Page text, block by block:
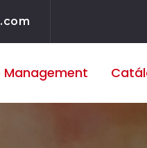
Management